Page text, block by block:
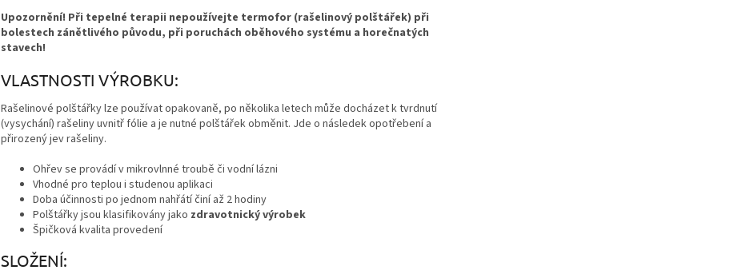
Upozornění! Při tepelné terapii nepoužívejte termofor (rašelinový polštářek) při
bolestech zánětlivého původu, při poruchách oběhového systému a horečnatých
stavech!
VLASTNOSTI VÝROBKU:
Rašelinové polštářky lze používat opakovaně, po několika letech může docházet k tvrdnutí
(vysychání) rašeliny uvnitř fólie a je nutné polštářek obměnit. Jde o následek opotřebení a
přirozený jev rašeliny.
Ohřev se provádí v mikrovlnné troubě či vodní lázni
Vhodné pro teplou i studenou aplikaci
Doba účinnosti po jednom nahřátí činí až 2 hodiny
Polštářky jsou klasifikovány jako zdravotnický výrobek
Špičková kvalita provedení
SLOŽENÍ: